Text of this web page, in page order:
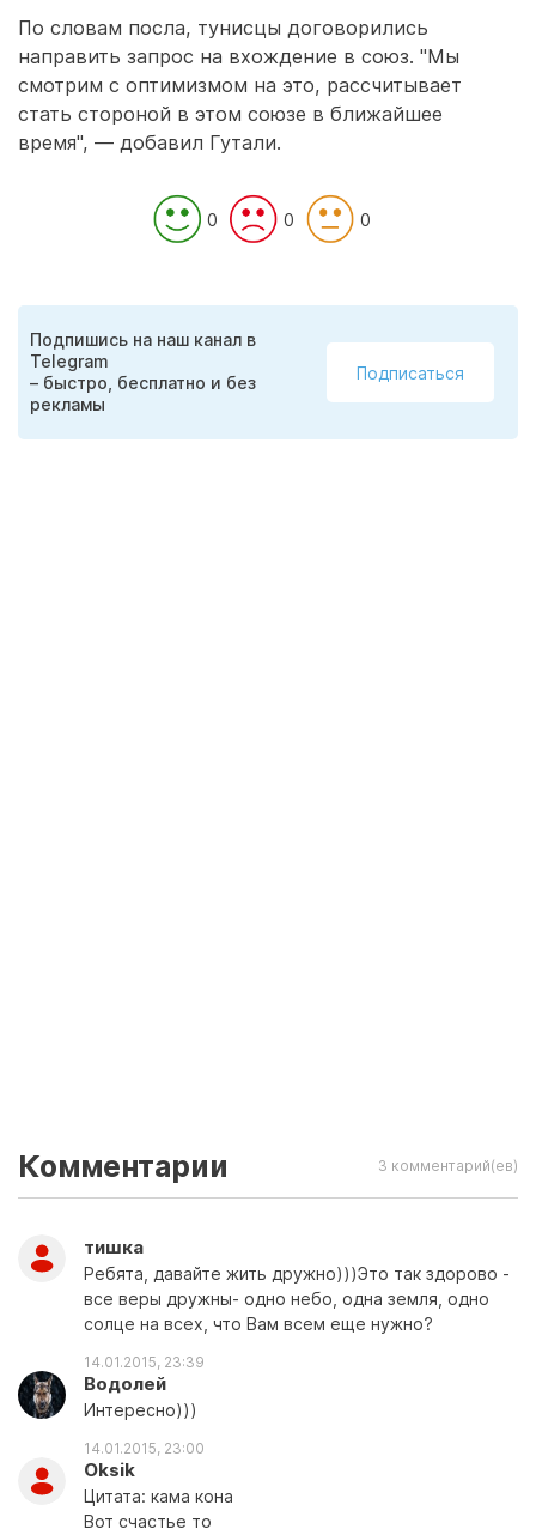
По словам посла, тунисцы договорились
направить запрос на вхождение в союз. "Мы
смотрим с оптимизмом на это, рассчитывает
стать стороной в этом союзе в ближайшее
время", — добавил Гутали.
0 0 0
Подпишись на наш канал в
Telegram
– быстро, бесплатно и без
рекламы
Подписаться
Комментарии 3 комментарий(ев)
тишка
Ребята, давайте жить дружно)))Это так здорово -
все веры дружны- одно небо, одна земля, одно
солце на всех, что Вам всем еще нужно?
14.01.2015, 23:39
Водолей
Интересно)))
14.01.2015, 23:00
Oksik
Цитата: кама кона
Вот счастье то